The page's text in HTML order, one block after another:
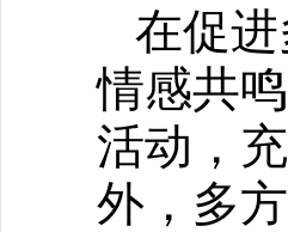
在促
情感共
活动，
外，多